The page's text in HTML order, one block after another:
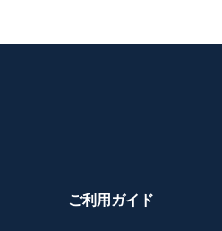
ご利用ガイド